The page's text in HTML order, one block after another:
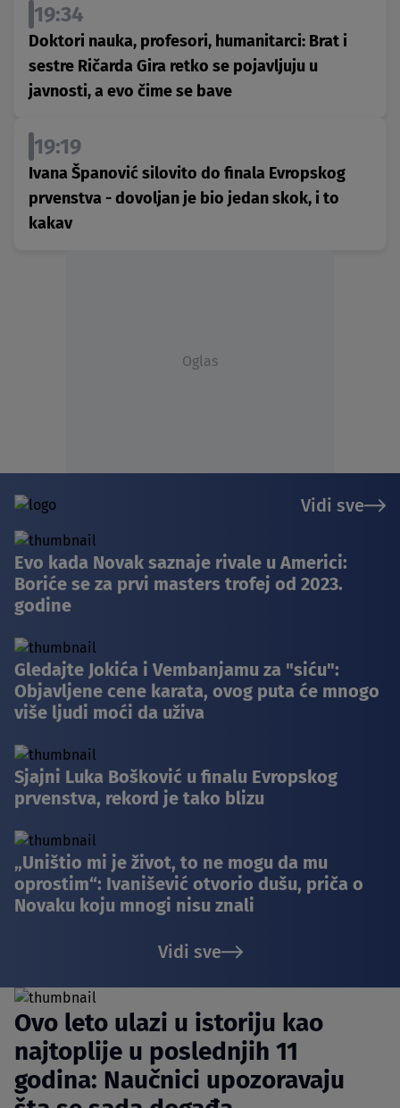
19:34
Doktori nauka, profesori, humanitarci: Brat i
sestre Ričarda Gira retko se pojavljuju u
javnosti, a evo čime se bave
19:19
Ivana Španović silovito do finala Evropskog
prvenstva - dovoljan je bio jedan skok, i to
kakav
Oglas
Vidi sve
Evo kada Novak saznaje rivale u Americi:
Boriće se za prvi masters trofej od 2023.
godine
Gledajte Jokića i Vembanjamu za "siću":
Objavljene cene karata, ovog puta će mnogo
više ljudi moći da uživa
Sjajni Luka Bošković u finalu Evropskog
prvenstva, rekord je tako blizu
„Uništio mi je život, to ne mogu da mu
oprostim“: Ivanišević otvorio dušu, priča o
Novaku koju mnogi nisu znali
Vidi sve
Ovo leto ulazi u istoriju kao
najtoplije u poslednjih 11
godina: Naučnici upozoravaju